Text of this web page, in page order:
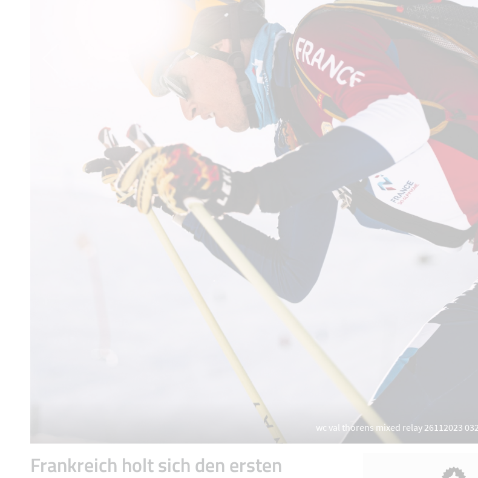
wc val thorens mixed relay 26112023
Frankreich holt sich den ersten